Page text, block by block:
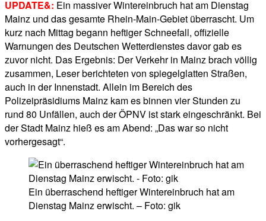
UPDATE&: Ein massiver Wintereinbruch hat am Dienstag
Mainz und das gesamte Rhein-Main-Gebiet überrascht. Um
kurz nach Mittag begann heftiger Schneefall, offizielle
Warnungen des Deutschen Wetterdienstes davor gab es
zuvor nicht. Das Ergebnis: Der Verkehr in Mainz brach völlig
zusammen, Leser berichteten von spiegelglatten Straßen,
auch in der Innenstadt. Allein im Bereich des
Polizeipräsidiums Mainz kam es binnen vier Stunden zu
rund 80 Unfällen, auch der ÖPNV ist stark eingeschränkt. Bei
der Stadt Mainz hieß es am Abend: „Das war so nicht
vorhergesagt“.
Ein überraschend heftiger Wintereinbruch hat am
Dienstag Mainz erwischt. – Foto: gik